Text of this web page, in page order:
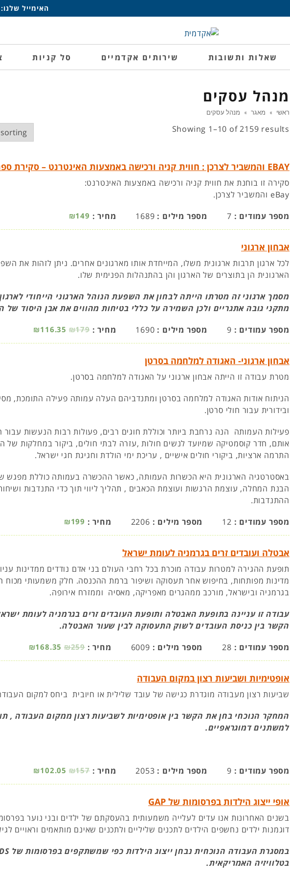
האימייל שלנו:
שאלות ותשובות שירותים אקדמיים סל קניות
מנהל עסקים
ראשי » מאגר » מנהל עסקים
Showing 1–10 of 2159 results
EBAY והמשביר לצרכן : חווית קניה ורכישה באמצעות האינטרנט – סקירת ספרות
סקירה זו בוחנת את חווית קניה ורכישה באמצעות האינטרנט:
eBay והמשביר לצרכן.
מספר עמודים : 7 מספר מילים : 1689 מחיר : ₪149
אבחון ארגוני
לכל ארגון תרבות ארגונית משלו, המייחדת אותו מארגונים אחרים. ניתן לזהות את
הארגונית הן בתוצרים של הארגון והן בהתנהלות הפנימית שלו.
מסמך ארגוני זה מטרתו הייתה לבחון את השפעת הנוהל הארגוני הייחודי
מתקני גובה אתגריים ולכן השמירה על כללי בטיחות מהווים את אבן היסוד של
מספר עמודים : 9 מספר מילים : 1690 מחיר : ₪179
₪116.35
אבחון ארגוני- האגודה למלחמה בסרטן
מטרת עבודה זו הייתה אבחון ארגוני על האגודה למלחמה בסרטן.
הניתוח אודות האגודה למלחמה בסרטן ומתנדביהם העלה עמותה פעילה התומכת,
ובידורית עבור חולי סרטן.
פעילות העמותה הנה נרחבת ביותר וכוללת חוגים רבים, פעולות רבות הנעשות
אותם, חדר קוסמטיקה שמיועד לנשים חולות ,עזרה לבתי חולים, ביקור במחלקות של
התרמה ארציות, ביקורי חולים אישיים , עריכת ימי הולדת וחגיגת חגי ישראל.
באסטרטגיה הארגונית היא הכשרות העמותה, כאשר ההכשרה בעמותה כוללת מפגש
הבנת המחלה, עוצמת הרגשות ועוצמת הכאבים , תהליך ליווי תוך כדי התנדבות
ההתנדבות.
מספר עמודים : 12 מספר מילים : 2206 מחיר : ₪199
אבטלה ועובדים זרים בגרמניה לעומת ישראל
תופעת ההגירה למטרות עבודה מוכרת בכל רחבי העולם בני אדם נודדים ממדינות
מדינות מפותחות, בחיפוש אחר תעסוקה ושיפור ברמת ההכנסה. חלק משמעותי מכוח
בגרמניה ובישראל, מורכב ממהגרים מאפריקה, מאסיה וממזרח אירופה.
עבודה זו עניינה בתופעת האבטלה ותופעת העובדים זרים בגרמניה לעומת
הקשר בין כניסת העובדים לשוק התעסוקה לבין שעור האבטלה.
מספר עמודים : 28 מספר מילים : 6009 מחיר : ₪259
₪168.35
אופטימיות ושביעות רצון במקום העבודה
שביעות רצון מעבודה מוגדרת כגישה של עובד שלילית או חיובית ביחס למקום
המחקר הנוכחי בחן את הקשר בין אופטימיות לשביעות רצון ממקום העבודה ,
למשתנים דמוגראפיים.
מספר עמודים : 9 מספר מילים : 2053 מחיר : ₪157
₪102.05
אופי ייצוג הילדות בפרסומות של GAP
בשנים האחרונות אנו עדים לעלייה משמעותית בהעסקתם של ילדים ובני נוער
דוגמנות ילדים נחשפים הילדים לתכנים שליליים ולתכנים שאינם מותאמים וראויים
בטלוויזיה האמריקאית.